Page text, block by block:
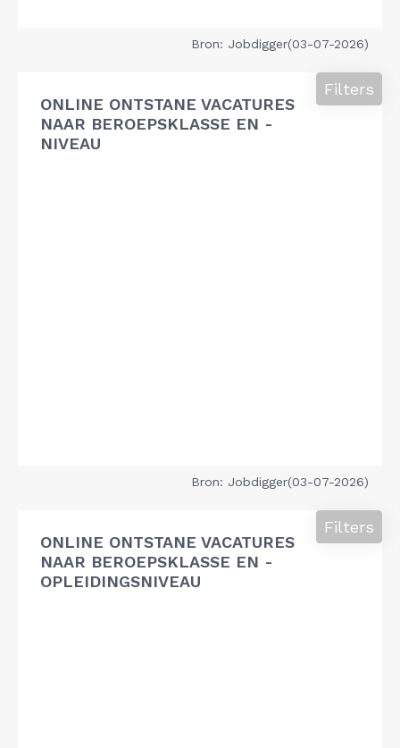
Bron: Jobdigger(03-07-2026)
ONLINE ONTSTANE VACATURES
NAAR BEROEPSKLASSE EN -
NIVEAU
Filters
Bron: Jobdigger(03-07-2026)
ONLINE ONTSTANE VACATURES
NAAR BEROEPSKLASSE EN -
OPLEIDINGSNIVEAU
Filters